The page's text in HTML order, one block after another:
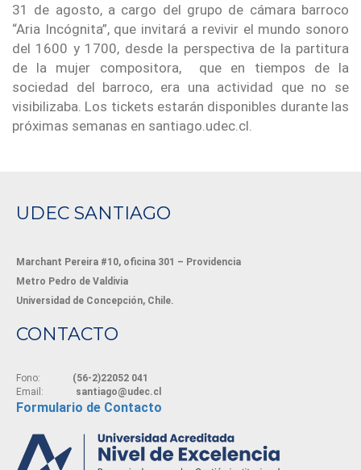
31 de agosto, a cargo del grupo de cámara barroco
“Aria Incógnita”, que invitará a revivir el mundo sonoro
del 1600 y 1700, desde la perspectiva de la partitura
de la mujer compositora, que en tiempos de la
sociedad del barroco, era una actividad que no se
visibilizaba. Los tickets estarán disponibles durante las
próximas semanas en santiago.udec.cl.
UDEC SANTIAGO
Marchant Pereira #10, oficina 301 – Providencia
Metro Pedro de Valdivia
Universidad de Concepción, Chile.
CONTACTO
Fono:
(56-2)22052 041
Email:
santiago@udec.cl
Formulario de Contacto